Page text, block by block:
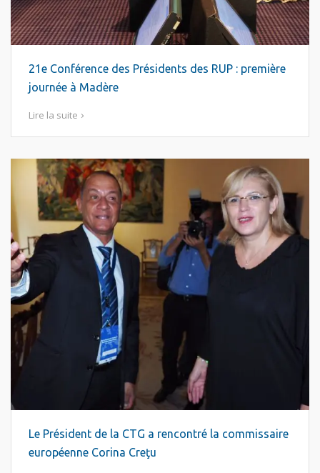
21e Conférence des Présidents des RUP : première
journée à Madère
Lire la suite
Le Président de la CTG a rencontré la commissaire
européenne Corina Creţu